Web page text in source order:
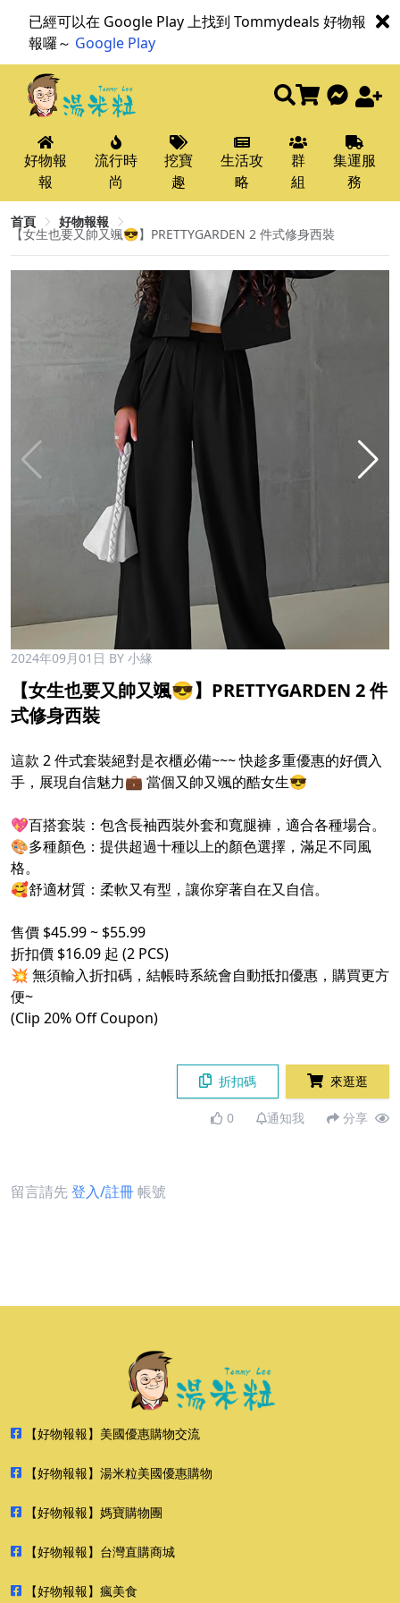
已經可以在 Google Play 上找到 Tommydeals 好物報
報囉～ Google Play
好物報
報
流行時
尚
挖寶
趣
生活攻
略
群
組
集運服
務
首頁 好物報報
【女生也要又帥又颯😎】PRETTYGARDEN 2 件式修身西裝
2024年09月01日 BY 小緣
【女生也要又帥又颯😎】PRETTYGARDEN 2 件
式修身西裝
這款 2 件式套裝絕對是衣櫃必備~~~ 快趁多重優惠的好價入
手，展現自信魅力💼 當個又帥又颯的酷女生😎
💖百搭套裝：包含長袖西裝外套和寬腿褲，適合各種場合。
🎨多種顏色：提供超過十種以上的顏色選擇，滿足不同風
格。
🥰舒適材質：柔軟又有型，讓你穿著自在又自信。
售價 $45.99 ~ $55.99
折扣價 $16.09 起 (2 PCS)
💥 無須輸入折扣碼，結帳時系統會自動抵扣優惠，購買更方
便~
(Clip 20% Off Coupon)
折扣碼 來逛逛
0 通知我 分享
留言請先登入/註冊帳號
【好物報報】美國優惠購物交流
【好物報報】湯米粒美國優惠購物
【好物報報】媽寶購物團
【好物報報】台灣直購商城
【好物報報】瘋美食